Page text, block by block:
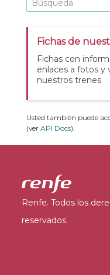
Fichas de
Fichas con
enlaces a fotos y
nuestros trenes
Usted también puede
(ver API Docs).
Renfe. Todos los
reservados.